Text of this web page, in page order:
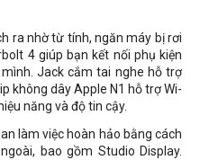
ra nhờ từ tính, ngăn máy bị rơi
4 giúp bạn kết nối phụ kiện
Jack cắm tai nghe hỗ trợ
không dây Apple N1 hỗ trợ Wi-
năng và độ tin cậy.
làm việc hoàn hảo bằng cách
bao gồm Studio Display.